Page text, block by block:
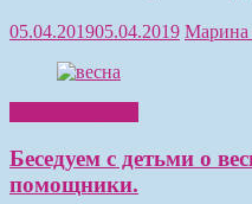
05.04.201905.04.2019 Марина
Беседуем с детьми о
помощники.